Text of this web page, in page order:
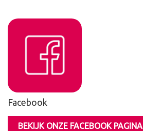
Facebook
BEKIJK ONZE FACEBOOK PAGINA